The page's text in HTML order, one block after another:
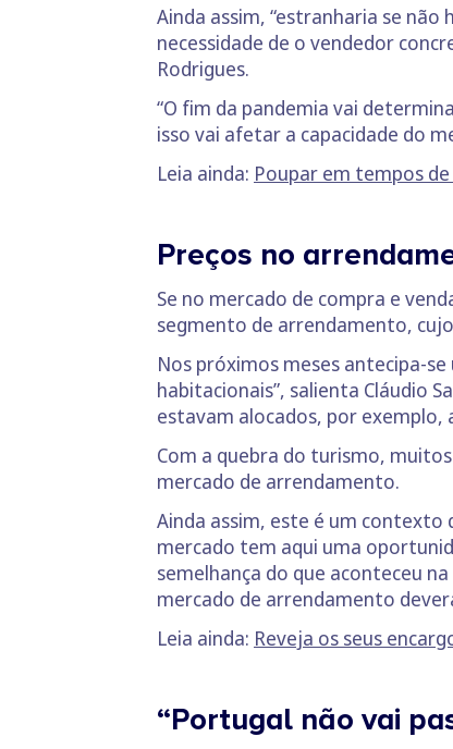
Ainda assim, “estranharia se
necessidade de o vendedor
Rodrigues.
“O fim da pandemia vai
isso vai afetar a capacidade do
Leia ainda: Poupar em tempos
Preços no
Se no mercado de compra e
segmento de arrendamento,
Nos próximos meses antecipa-
habitacionais”, salienta Cláudio
estavam alocados, por exemplo,
Com a quebra do turismo,
mercado de arrendamento.
Ainda assim, este é um
mercado tem aqui uma
semelhança do que aconteceu
mercado de arrendamento
Leia ainda: Reveja os seus
“Portugal não vai